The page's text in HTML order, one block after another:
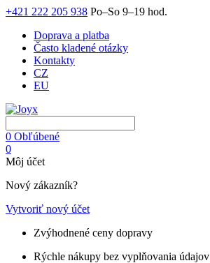
+421 222 205 938 Po–So 9–19 hod.
Doprava a platba
Často kladené otázky
Kontakty
CZ
EU
0 Obľúbené
0
Môj účet
Nový zákazník?
Vytvoriť nový účet
Zvýhodnené ceny dopravy
Rýchle nákupy bez vyplňovania údajov